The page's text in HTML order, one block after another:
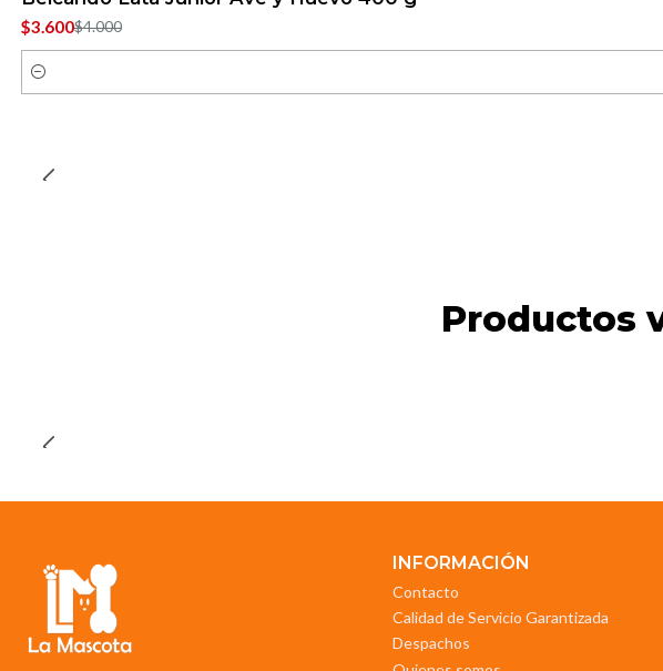
$3.600$4.000
Cantidad
Productos
INFORMACIÓN
Contacto
Calidad de Servicio Garantizada
Despachos